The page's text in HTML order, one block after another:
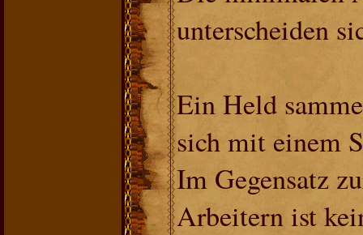
unterscheiden
Ein Held
sich mit einem
Im Gegensatz
Arbeitern ist